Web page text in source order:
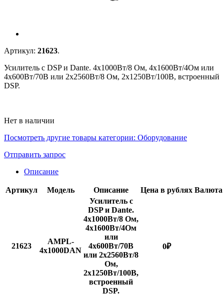
Артикул: 21623.
Усилитель с DSP и Dante. 4х1000Вт/8 Ом, 4х1600Вт/4Ом или
4х600Вт/70В или 2x2560Вт/8 Ом, 2x1250Вт/100В, встроенный
DSP.
Нет в наличии
Посмотреть другие товары категории: Оборудование
Отправить запрос
Описание
Артикул Модель Описание Цена в рублях Валюта
21623
AMPL-
4x1000DAN
Усилитель с
DSP и Dante.
4х1000Вт/8 Ом,
4х1600Вт/4Ом
или
4х600Вт/70В
или 2x2560Вт/8
Ом,
2x1250Вт/100В,
встроенный
DSP.
0₽